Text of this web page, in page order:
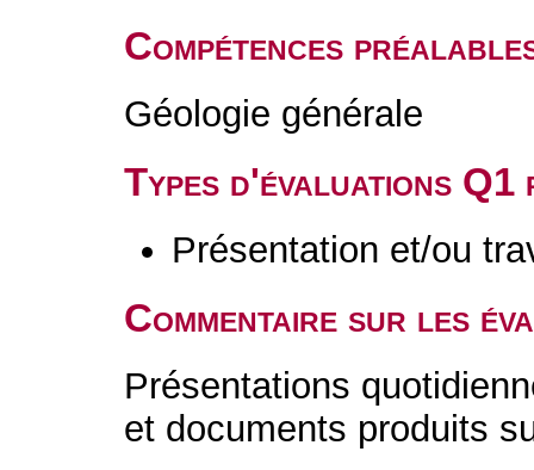
Compétences
Géologie générale
Types d'évaluations
Présentation et/ou
Commentaire sur les
Présentations
et documents produits